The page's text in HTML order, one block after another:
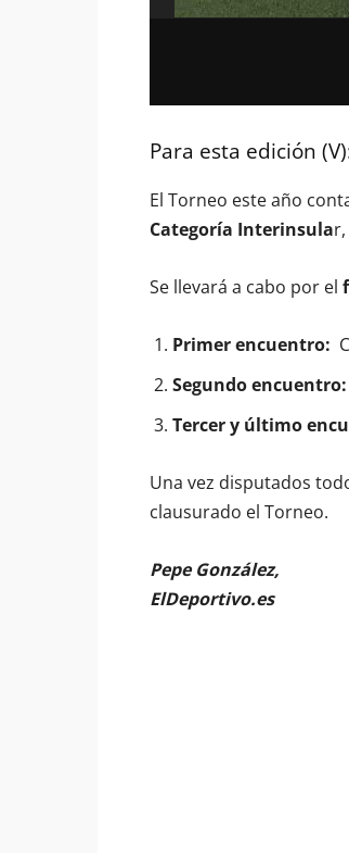
Para esta edición
El Torneo este año
Categoría Interinsula
Se llevará a cabo por el
Primer encuentro:
Segundo encuentro:
Tercer y último
Una vez disputados
clausurado el Torneo.
Pepe González,
ElDeportivo.es